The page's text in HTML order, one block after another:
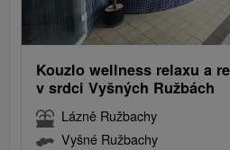
Kouzlo wellness relaxu a
v srdci Vyšných Ružbách
Lázně Ružbachy
Vyšné Ružbachy